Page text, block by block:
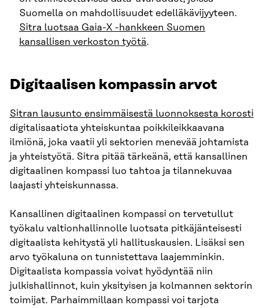
Suomella on mahdollisuudet edelläkävijyyteen.
Sitra luotsaa Gaia-X -hankkeen Suomen
kansallisen verkoston työtä.
Digitaalisen kompassin arvot
Sitran lausunto ensimmäisestä luonnoksesta korosti
digitalisaatiota yhteiskuntaa poikkileikkaavana
ilmiönä, joka vaatii yli sektorien menevää johtamista
ja yhteistyötä. Sitra pitää tärkeänä, että kansallinen
digitaalinen kompassi luo tahtoa ja tilannekuvaa
laajasti yhteiskunnassa.
Kansallinen digitaalinen kompassi on tervetullut
työkalu valtionhallinnolle luotsata pitkäjänteisesti
digitaalista kehitystä yli hallituskausien. Lisäksi sen
arvo työkaluna on tunnistettava laajemminkin.
Digitaalista kompassia voivat hyödyntää niin
julkishallinnot, kuin yksityisen ja kolmannen sektorin
toimijat. Parhaimmillaan kompassi voi tarjota